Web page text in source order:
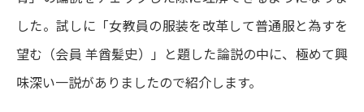
した。試しに「女教員の服装を改革して普通服と為すを
望む（会員 羊酋髪史）」と題した論説の中に、極めて興
味深い一説がありましたので紹介します。